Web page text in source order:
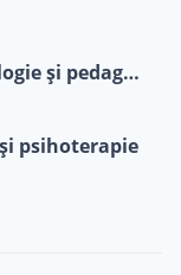
Licență Facultatea de psihologie și pedagogie - specializarea psihologie
psihoterapie